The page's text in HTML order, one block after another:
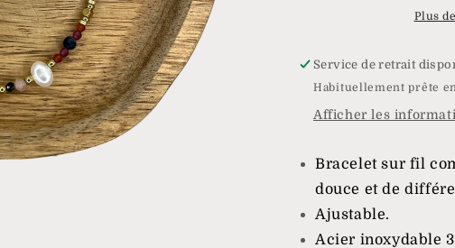
Plus
Service de retrait
Habituellement prête
Afficher les
Bracelet sur fil
douce et de
Ajustable.
Acier inoxydable